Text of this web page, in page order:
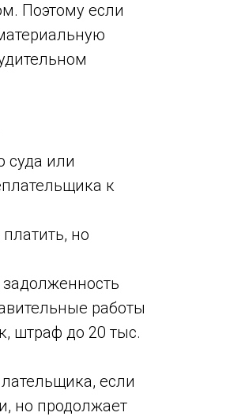
Поэтому если
суда или
к
но
работы
штраф до 20 тыс.
если
но продолжает